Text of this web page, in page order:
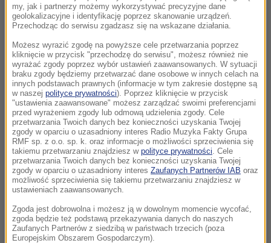
my, jak i partnerzy możemy wykorzystywać precyzyjne dane
geolokalizacyjne i identyfikację poprzez skanowanie urządzeń.
Przechodząc do serwisu zgadzasz się na wskazane działania.
Możesz wyrazić zgodę na powyższe cele przetwarzania poprzez
kliknięcie w przycisk "przechodzę do serwisu", możesz również nie
wyrażać zgody poprzez wybór ustawień zaawansowanych. W sytuacji
braku zgody będziemy przetwarzać dane osobowe w innych celach na
innych podstawach prawnych (informacje w tym zakresie dostępne są
w naszej polityce prywatności). Poprzez kliknięcie w przycisk
"ustawienia zaawansowane" możesz zarządzać swoimi preferencjami
przed wyrażeniem zgody lub odmową udzielenia zgody. Cele
przetwarzania Twoich danych bez konieczności uzyskania Twojej
zgody w oparciu o uzasadniony interes Radio Muzyka Fakty Grupa
RMF sp. z o.o. sp. k. oraz informacje o możliwości sprzeciwienia się
takiemu przetwarzaniu znajdziesz w polityce prywatności. Cele
przetwarzania Twoich danych bez konieczności uzyskania Twojej
zgody w oparciu o uzasadniony interes Zaufanych Partnerów IAB oraz
możliwość sprzeciwienia się takiemu przetwarzaniu znajdziesz w
ustawieniach zaawansowanych.
Zgoda jest dobrowolna i możesz ją w dowolnym momencie wycofać,
zgoda będzie też podstawą przekazywania danych do naszych
Zaufanych Partnerów z siedzibą w państwach trzecich (poza
Europejskim Obszarem Gospodarczym).